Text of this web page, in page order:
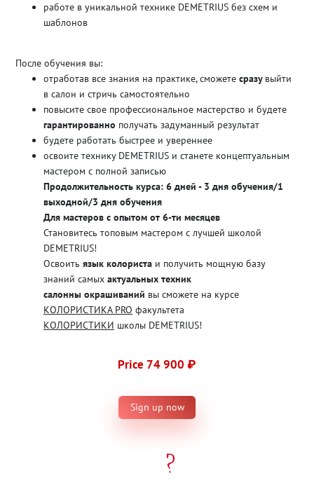
работе в уникальной технике DEMETRIUS без схем и
шаблонов
После обучения вы:
отработав все знания на практике, сможете сразу выйти
в салон и стричь самостоятельно
повысите свое профессиональное мастерство и будете
гарантированно получать задуманный результат
будете работать быстрее и увереннее
освоите технику DEMETRIUS и станете концептуальным
мастером с полной записью
Продолжительность курса: 6 дней - 3 дня обучения/1
выходной/3 дня обучения
Для мастеров с опытом от 6-ти месяцев
Становитесь топовым мастером с лучшей школой
DEMETRIUS!
Освоить язык колориста и получить мощную базу
знаний самых актуальных техник
салонны окрашиваний вы сможете на курсе
КОЛОРИСТИКА PRO факультета
КОЛОРИСТИКИ школы DEMETRIUS!
Price 74 900 ₽
Sign up now